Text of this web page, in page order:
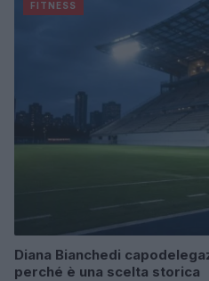
FITNESS
Diana Bianchedi
perché è una scelta storica